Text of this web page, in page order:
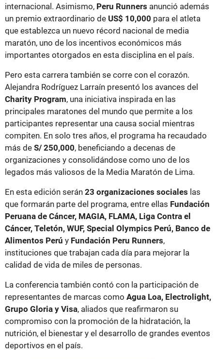
internacional. Asimismo, Peru Runners anunció además
un premio extraordinario de US$ 10,000 para el atleta
que establezca un nuevo récord nacional de media
maratón, uno de los incentivos económicos más
importantes otorgados en esta disciplina en el país.
Pero esta carrera también se corre con el corazón.
Alejandra Rodríguez Larraín presentó los avances del
Charity Program, una iniciativa inspirada en las
principales maratones del mundo que permite a los
participantes representar una causa social mientras
compiten. En solo tres años, el programa ha recaudado
más de S/ 250,000, beneficiando a decenas de
organizaciones y consolidándose como uno de los
legados más valiosos de la Media Maratón de Lima.
En esta edición serán 23 organizaciones sociales las
que formarán parte del programa, entre ellas Fundación
Peruana de Cáncer, MAGIA, FLAMA, Liga Contra el
Cáncer, Teletón, WUF, Special Olympics Perú, Banco de
Alimentos Perú y Fundación Peru Runners,
instituciones que trabajan cada día para mejorar la
calidad de vida de miles de personas.
La conferencia también contó con la participación de
representantes de marcas como Agua Loa, Electrolight,
Grupo Gloria y Visa, aliados que reafirmaron su
compromiso con la promoción de la hidratación, la
nutrición, el bienestar y el desarrollo de grandes eventos
deportivos en el país.